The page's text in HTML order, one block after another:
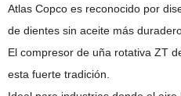
Atlas Copco es reconocido por
de dientes sin aceite más
El compresor de uña rotativa ZT
esta fuerte tradición.